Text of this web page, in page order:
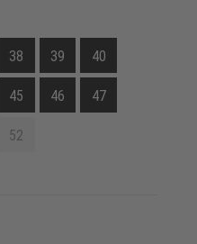
38 39 40
45 46 47
52